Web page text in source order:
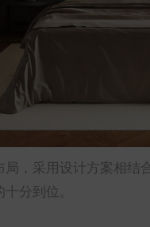
，采用设计方案相
分到位。